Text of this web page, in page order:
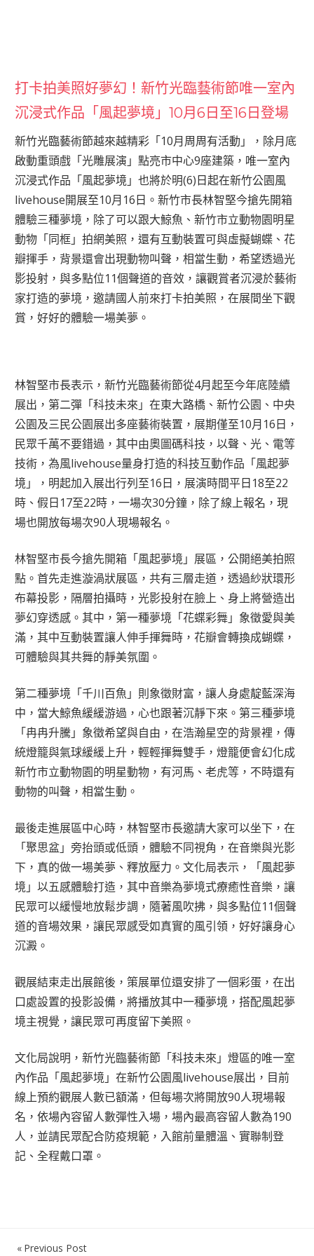
打卡拍美照好夢幻！新竹光臨藝術節唯一室內
沉浸式作品「風起夢境」10月6日至16日登場
新竹光臨藝術節越來越精彩「10月周周有活動」，除月底
啟動重頭戲「光雕展演」點亮市中心9座建築，唯一室內
沉浸式作品「風起夢境」也將於明(6)日起在新竹公園風
livehouse開展至10月16日。新竹市長林智堅今搶先開箱
體驗三種夢境，除了可以跟大鯨魚、新竹市立動物園明星
動物「同框」拍網美照，還有互動裝置可與虛擬蝴蝶、花
瓣揮手，背景還會出現動物叫聲，相當生動，希望透過光
影投射，與多點位11個聲道的音效，讓觀賞者沉浸於藝術
家打造的夢境，邀請國人前來打卡拍美照，在展間坐下觀
賞，好好的體驗一場美夢。
林智堅市長表示，新竹光臨藝術節從4月起至今年底陸續
展出，第二彈「科技未來」在東大路橋、新竹公園、中央
公園及三民公園展出多座藝術裝置，展期僅至10月16日，
民眾千萬不要錯過，其中由奧圖碼科技，以聲、光、電等
技術，為風livehouse量身打造的科技互動作品「風起夢
境」，明起加入展出行列至16日，展演時間平日18至22
時、假日17至22時，一場次30分鐘，除了線上報名，現
場也開放每場次90人現場報名。
林智堅市長今搶先開箱「風起夢境」展區，公開絕美拍照
點。首先走進漩渦狀展區，共有三層走道，透過紗狀環形
布幕投影，隔層拍攝時，光影投射在臉上、身上將營造出
夢幻穿透感。其中，第一種夢境「花蝶彩舞」象徵愛與美
滿，其中互動裝置讓人伸手揮舞時，花瓣會轉換成蝴蝶，
可體驗與其共舞的靜美氛圍。
第二種夢境「千川百魚」則象徵財富，讓人身處靛藍深海
中，當大鯨魚緩緩游過，心也跟著沉靜下來。第三種夢境
「冉冉升騰」象徵希望與自由，在浩瀚星空的背景裡，傳
統燈籠與氣球緩緩上升，輕輕揮舞雙手，燈籠便會幻化成
新竹市立動物園的明星動物，有河馬、老虎等，不時還有
動物的叫聲，相當生動。
最後走進展區中心時，林智堅市長邀請大家可以坐下，在
「聚思盆」旁抬頭或低頭，體驗不同視角，在音樂與光影
下，真的做一場美夢、釋放壓力。文化局表示，「風起夢
境」以五感體驗打造，其中音樂為夢境式療癒性音樂，讓
民眾可以緩慢地放鬆步調，隨著風吹拂，與多點位11個聲
道的音場效果，讓民眾感受如真實的風引領，好好讓身心
沉澱。
觀展結束走出展館後，策展單位還安排了一個彩蛋，在出
口處設置的投影設備，將播放其中一種夢境，搭配風起夢
境主視覺，讓民眾可再度留下美照。
文化局說明，新竹光臨藝術節「科技未來」燈區的唯一室
內作品「風起夢境」在新竹公園風livehouse展出，目前
線上預約觀展人數已額滿，但每場次將開放90人現場報
名，依場內容留人數彈性入場，場內最高容留人數為190
人，並請民眾配合防疫規範，入館前量體溫、實聯制登
記、全程戴口罩。
文Previous Post